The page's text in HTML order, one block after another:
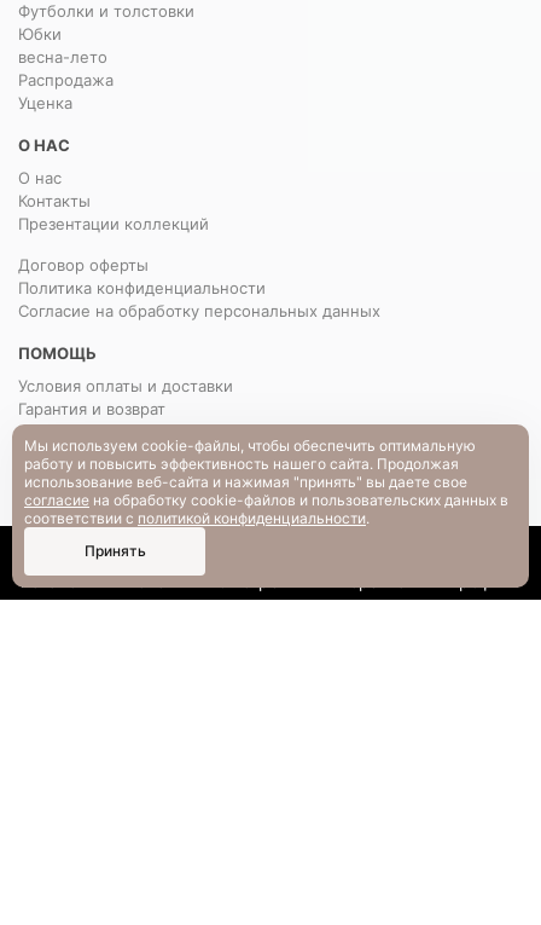
Каталог Поиск
Футболки и толстовки
Юбки
весна-лето
Распродажа
Уценка
О НАС
О нас
Контакты
Презентации коллекций
Договор оферты
Политика конфиденциальности
Согласие на обработку персональных данных
ПОМОЩЬ
Условия оплаты и доставки
Гарантия и возврат
РАЗМЕРНАЯ СЕТКА
Вопрос-ответ
Мы используем cookie-файлы, чтобы обеспечить оптимальную
работу и повысить эффективность нашего сайта. Продолжая
использование веб-сайта и нажимая "принять" вы даете свое
согласие на обработку cookie-файлов и пользовательских данных в
соответствии с политикой конфиденциальности.
Принять